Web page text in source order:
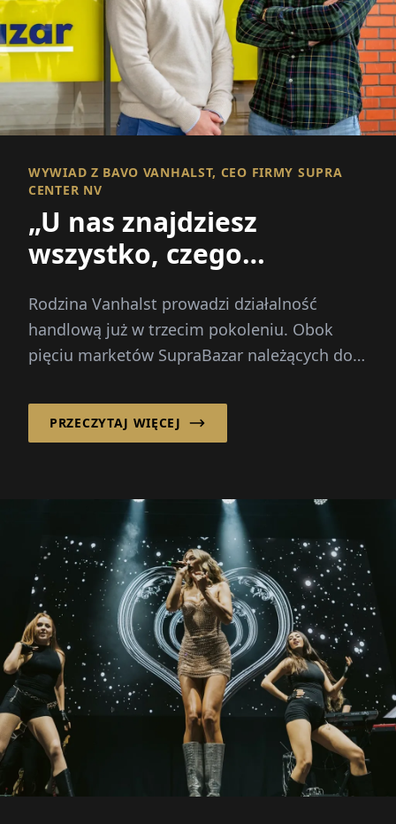
WYWIAD Z BAVO VANHALST, CEO FIRMY SUPRA
CENTER NV
„U nas znajdziesz
wszystko, czego
Rodzina Vanhalst prowadzi działalność
handlową już w trzecim pokoleniu. Obok
pięciu marketów SupraBazar należących do
przedsiębiorstwo...
PRZECZYTAJ WIĘCEJ